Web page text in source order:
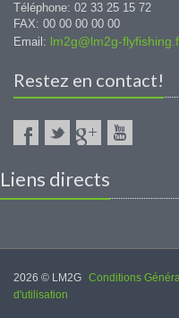
Téléphone: 02 33 25 15 72
FAX: 00 00 00 00 00
Email: lm2g@lm2g-
Restez en contact!
Liens directs
2026 © LM2G Conditions
d'utilisation